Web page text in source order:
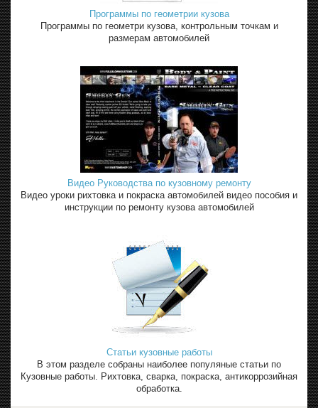
Программы по геометрии кузова
Программы по геометри кузова, контрольным точкам и
размерам автомобилей
Видео Руководства по кузовному ремонту
Видео уроки рихтовка и покраска автомобилей видео пособия и
инструкции по ремонту кузова автомобилей
Статьи кузовные работы
В этом разделе собраны наиболее популяные статьи по
Кузовные работы. Рихтовка, сварка, покраска, антикоррозийная
обработка.